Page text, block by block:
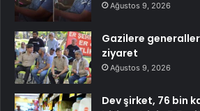
Ağustos 9, 2026
Gazilere
ziyaret
Ağustos 9, 2026
Dev şirket, 76 bin